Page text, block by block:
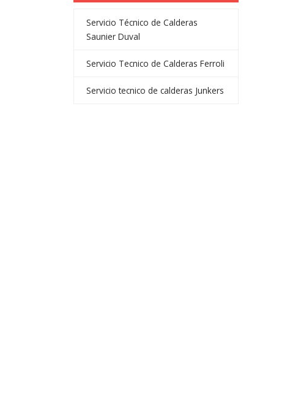
Servicio Técnico de Calderas
Saunier Duval
Servicio Tecnico de Calderas Ferroli
Servicio tecnico de calderas Junkers